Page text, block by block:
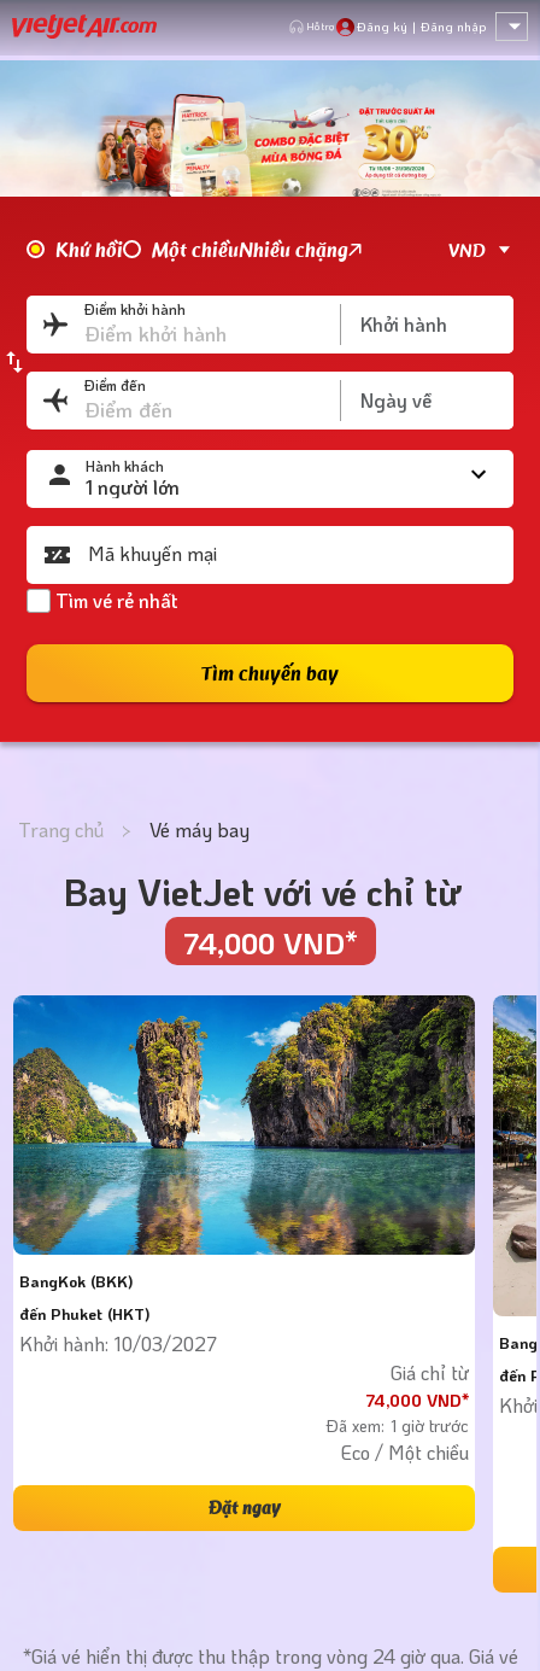
Hỗ trợ Đăng ký | Đăng nhập
Khứ hồi Một chiềuNhiều chặng
Điểm khởi hành
Điểm đến
Hành khách
Mã khuyến mại
Tìm vé rẻ nhất
Tìm chuyến bay
Trang chủ > Vé máy bay
Bay VietJet với vé chỉ từ
74,000 VND*
BangKok (BKK)
đến Phuket (HKT)
Khởi hành: 10/03/2027
Giá chỉ từ
74,000 VND*
Đã xem: 1 giờ trước
Eco / Một chiều
Đặt ngay
đến
*Giá vé hiển thị được thu thập trong vòng 24 giờ qua. Giá vé